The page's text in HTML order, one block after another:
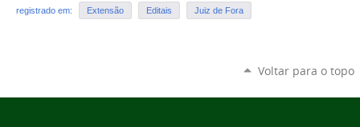
registrado em: Extensão Editais Juiz de Fora
Voltar para o topo